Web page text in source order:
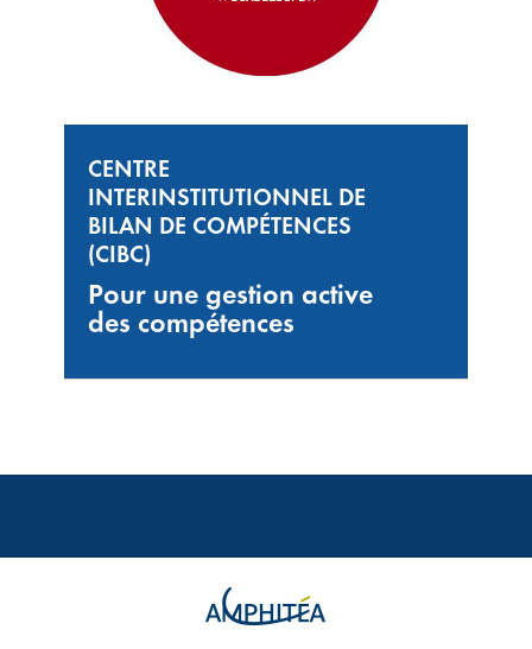
CENTRE
INTERINSTITUTIONNEL DE
BILAN DE COMPÉTENCES
(CIBC)
Pour une gestion active
des compétences